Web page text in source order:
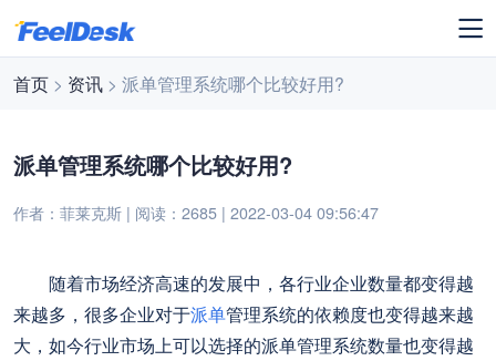
首页 > 资讯 > 派单管理系统哪个比较好用?
派单管理系统哪个比较好用?
作者：菲莱克斯 | 阅读：2685 | 2022-03-04 09:56:47
随着市场经济高速的发展中，各行业企业数量都变得越
来越多，很多企业对于派单管理系统的依赖度也变得越来越
大，如今行业市场上可以选择的派单管理系统数量也变得越